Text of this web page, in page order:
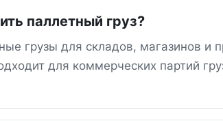
паллетный груз?
грузы для складов, магазинов и
для коммерческих партий